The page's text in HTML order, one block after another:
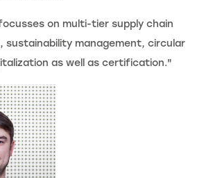
on multi-tier supply chain
sustainability management, circular
as well as certification."